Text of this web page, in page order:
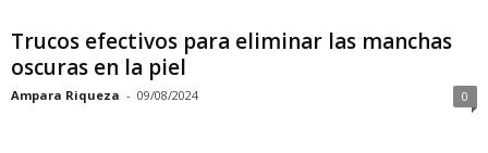
Trucos efectivos para eliminar las manchas
oscuras en la piel
Ampara Riqueza - 09/08/2024 0